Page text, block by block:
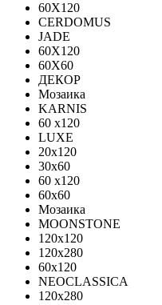
60X120
CERDOMUS
JADE
60X120
60X60
ДЕКОР
Мозаика
KARNIS
60 x120
LUXE
20x120
30х60
60 x120
60x60
Мозаика
MOONSTONE
120x120
120х280
60x120
NEOCLASSICA
120х280